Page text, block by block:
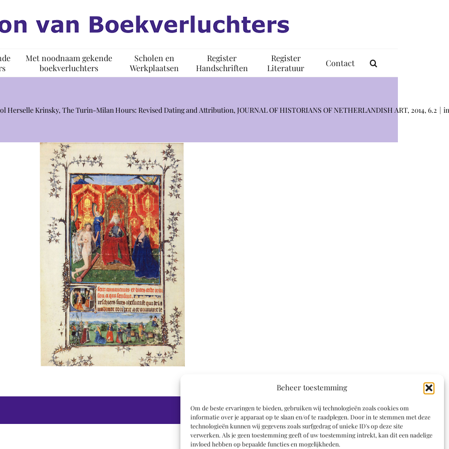
Beheer toestemming
Om de beste ervaringen te bieden, gebruiken wij technologieën zoals cookies om
informatie over je apparaat op te slaan en/of te raadplegen. Door in te stemmen met deze
technologieën kunnen wij gegevens zoals surfgedrag of unieke ID's op deze site
verwerken. Als je geen toestemming geeft of uw toestemming intrekt, kan dit een nadelige
invloed hebben op bepaalde functies en mogelijkheden.
Met noodnaam gekende
boekverluchters
Scholen en
Werkplaatsen
Register
Handschriften
Register
Literatuur
Contact
Herselle Krinsky, The Turin-Milan Hours: Revised Dating and Attribution, JOURNAL OF HISTORIANS OF NETHERLANDISH ART, 2014, 6.2